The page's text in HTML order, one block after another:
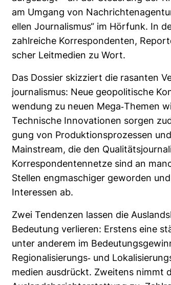
am Umgang von
ellen Jour­na­lismus“ im Hör­funk. In
zahl­reiche Kor­re­spon­denten,
scher Leit­me­dien zu Wort.
Das Dos­sier skiz­ziert die rasanten
jour­na­lismus: Neue geo­po­li­ti­sche
wen­dung zu neuen Mega-​Themen
Tech­ni­sche Inno­va­tionen sorgen
gung von Pro­duk­ti­ons­pro­zessen
Main­stream, die den
Kor­re­spon­den­ten­netze sind an
Stellen eng­ma­schiger geworden
Inter­essen ab.
Zwei Ten­denzen lassen die
Bedeu­tung ver­lieren: Ers­tens eine
unter anderem im
Regio­na­li­sie­rungs-​ und
me­dien aus­drückt. Zwei­tens nimmt